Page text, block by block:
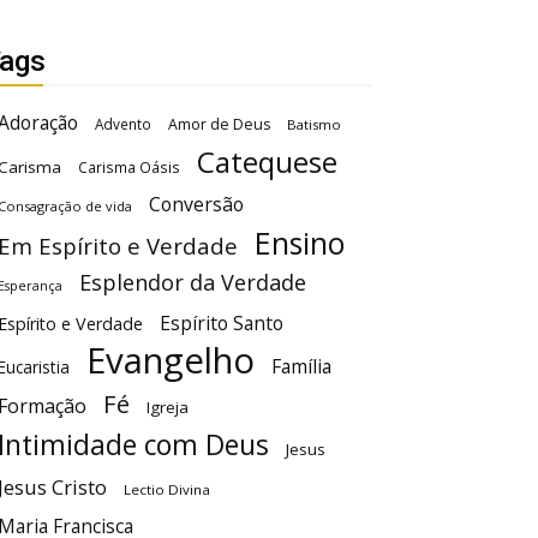
Advento Amor de Deus Batismo
Carisma Oásis Catequese
de vida Conversão
Espírito e Verdade Ensino
Esplendor da Verdade
e Verdade Espírito Santo
Evangelho
Família
Fé Igreja
com Deus Jesus
Cristo Lectio Divina
Francisca